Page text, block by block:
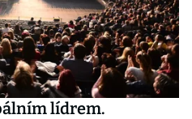
lídrem.